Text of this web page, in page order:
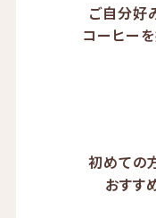
ご自分好
コーヒー
初めての
おすす